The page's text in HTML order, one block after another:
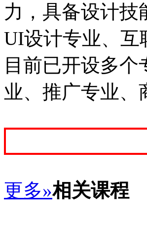
力，具备设计技
UI设计专业、互
目前已开设多
业、推广专业、
更多»相关课程